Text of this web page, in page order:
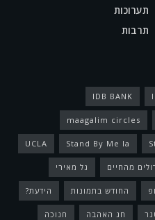
תערוכות
תרבות
IDB BANK
maagalim circles
Stand By Me la
UCLA
מהחיים גל מאירי
החודש בתמונות הידעת?
חג האהבה חנוכה